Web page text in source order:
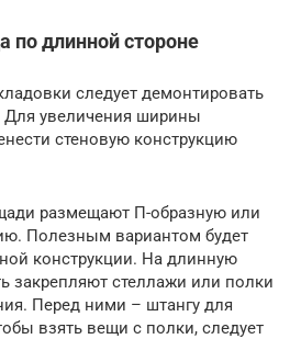
по длинной стороне
следует демонтировать
Для увеличения ширины
стеновую конструкцию
размещают П-образную или
Полезным вариантом будет
конструкции. На длинную
закрепляют стеллажи или полки
Перед ними – штангу для
взять вещи с полки, следует